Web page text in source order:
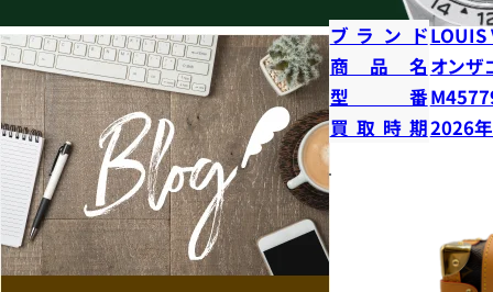
ブランドLOUIS
商品名 オンザ
型番
買取時期2026